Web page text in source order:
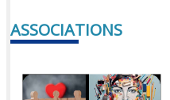
ASSOCIATIONS